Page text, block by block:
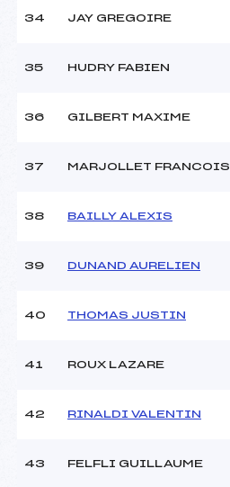
34 JAY GREGOIRE
35 HUDRY FABIEN
36 GILBERT MAXIME
37 MARJOLLET FRANCOIS
38 BAILLY ALEXIS
39 DUNAND AURELIEN
40 THOMAS JUSTIN
41 ROUX LAZARE
42 RINALDI VALENTIN
43 FELFLI GUILLAUME